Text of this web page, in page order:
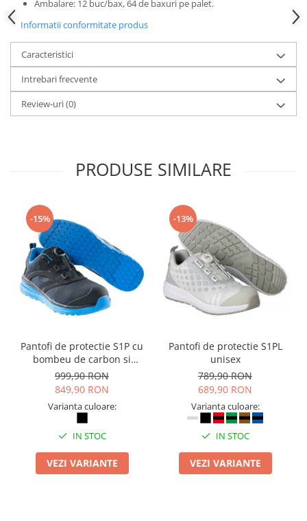
Ambalare: 12 buc/bax, 64 de baxuri pe palet.
Informatii conformitate produs
Caracteristici
Intrebari frecvente
Review-uri(0)
PRODUSE SIMILARE
-15%
Pantofi de protectie S1P cu
bombeu de carbon si
inchidere BOAÂ® Fit
999,90 RON
849,90 RON
Varianta culoare:
IN STOC
VEZI VARIANTE
-13%
Pantofi de protectie S1PL
unisex
789,90 RON
689,90 RON
Varianta culoare:
IN STOC
VEZI VARIANTE